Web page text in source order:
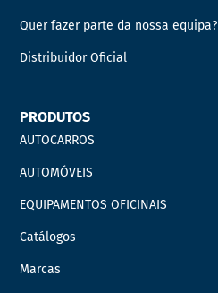
Quer fazer parte da nossa equipa?
Distribuidor Oficial
PRODUTOS
AUTOCARROS
AUTOMÓVEIS
EQUIPAMENTOS OFICINAIS
Catálogos
Marcas